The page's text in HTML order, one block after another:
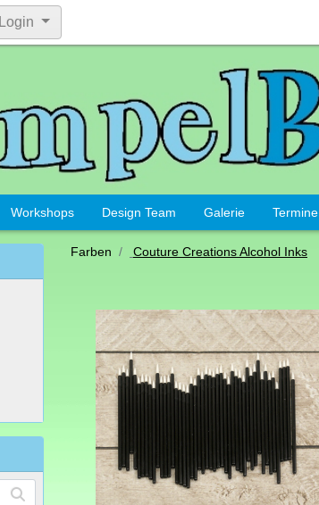
Login
Workshops Design Team Galerie Termine
Farben Couture Creations Alcohol Inks